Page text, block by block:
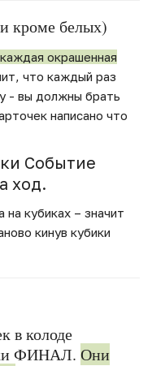
кроме белых)
каждая окрашенная
что каждый раз
- вы должны брать
написано что
Событие
ход.
на кубиках – значит
кинув кубики
в колоде
ФИНАЛ. Они